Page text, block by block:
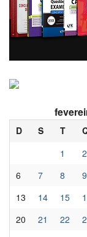
D S T
1
2
6
7 8 9
13
14 15
20
21 22